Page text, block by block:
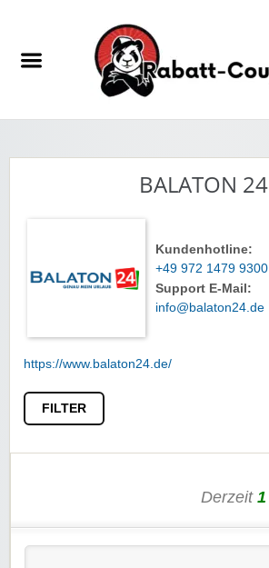
BALATON 24
Kundenhotline:
+49 972 1479 9300
Support E-Mail:
info@balaton24.de
https://www.balaton24.de/
FILTER
Derzeit 1